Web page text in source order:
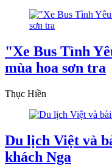
"Xe Bus Tình
mùa hoa sơn tra
Thục Hiền
Du lịch Việt và
khách Nga